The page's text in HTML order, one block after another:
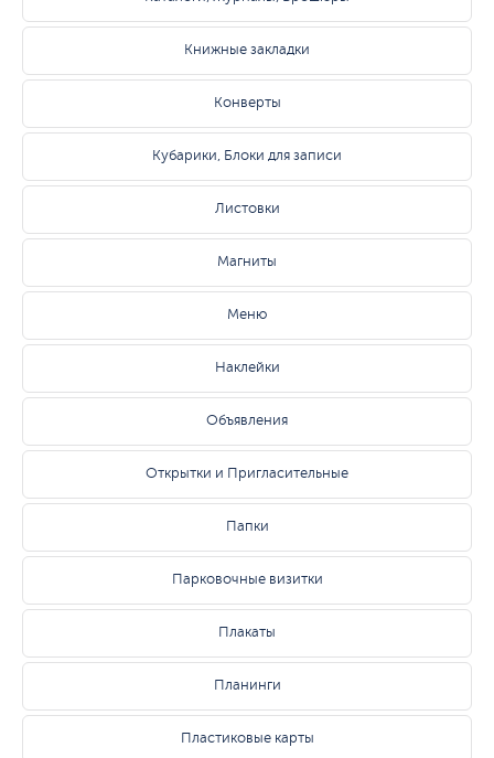
Книжные закладки
Конверты
Кубарики, Блоки для записи
Листовки
Магниты
Меню
Наклейки
Объявления
Открытки и Пригласительные
Папки
Парковочные визитки
Плакаты
Планинги
Пластиковые карты